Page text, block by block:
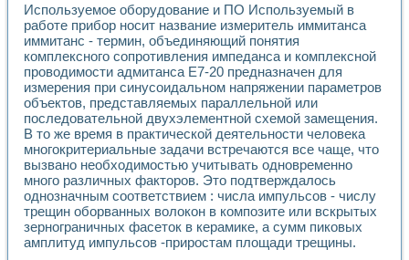
Автоматизация технологических процессов получения
Использование систем технического зрения для контроля
Исследование электромагнитных переходных процессов
Применение LabVIEW при разработке обучающих
Разработка виртуальных тренажеров путем
Система блокировок, сигнализации и защиты ускорителя
Система сбора данных и управления процессом
Управление температурой газовой среды специальной
Разработка программного обеспечения с
Использование технологий NATIONAL INSTRUMENTS
Оборудование для промышленной термотрансферной
Автоматизация реометрических исследований на базе
Применение измерителя иммитанса для исследова¬ния
Исследование электромагнитных переходных процессов
Стенд для исследования электрических переходных
Используемое оборудование и ПО Используемый в
работе прибор носит название измеритель иммитанса
иммитанс - термин, объединяющий понятия
комплексного сопротивления импеданса и комплексной
проводимости адмитанса Е7-20 предназначен для
измерения при синусоидальном напряжении параметров
объектов, представляемых параллельной или
последовательной двухэлементной схемой замещения.
В то же время в практической деятельности человека
многокритериальные задачи встречаются все чаще, что
вызвано необходимостью учитывать одновременно
много различных факторов. Это подтверждалось
однозначным соответствием : числа импульсов - числу
трещин оборванных волокон в композите или вскрытых
зернограничных фасеток в керамике, а сумм пиковых
амплитуд импульсов -приростам площади трещины.